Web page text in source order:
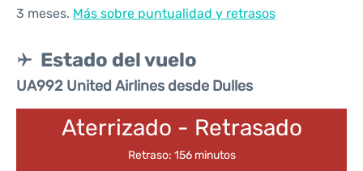
3 meses. Más sobre puntualidad y retrasos
Estado del vuelo
UA992 United Airlines desde Dulles
Aterrizado - Retrasado
Retraso: 156 minutos